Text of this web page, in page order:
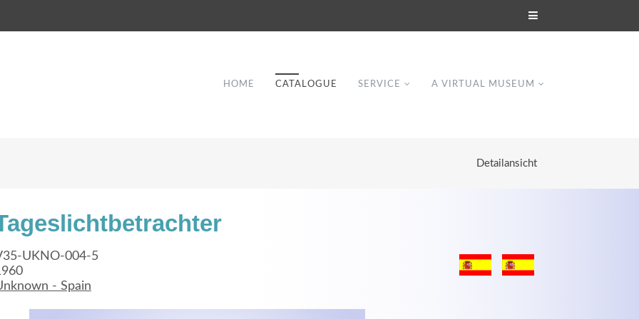
HOME CATALOGUE SERVICE A VIRTUAL MUSEUM
Detailansicht
UKNO-004-5
- Spain
adipiscing elit. Aenean commodo ligula eget
dolor.
Lorem ipsum dolor sit amet, consectetuer